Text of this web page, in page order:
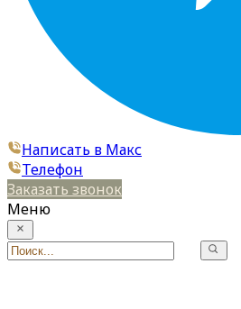
Написать в Макс
Телефон
Заказать звонок
Меню